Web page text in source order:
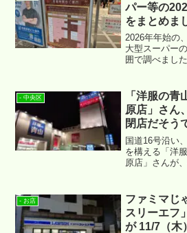
パー等の
をまとめま
2026年年始の
大型スーパー
囲で調べまし
- 中央区
「洋服の青
原店」さん
閉店だそう
国道16号沿い
を構える「洋
原店」さんが
- お店
ファミマじ
スリーエフ
が 11/7（木